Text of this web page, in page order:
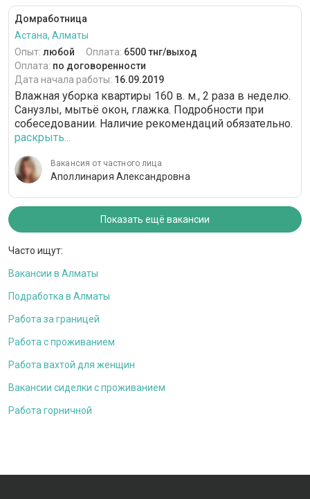
Домработница
Астана, Алматы
Опыт: любой Оплата: 6500 тнг/выход
Оплата: по договоренности
Дата начала работы: 16.09.2019
Влажная уборка квартиры 160 в. м., 2 раза в неделю.
Санузлы, мытьё окон, глажка. Подробности при
собеседовании. Наличие рекомендаций обязательно.
раскрыть...
Вакансия от частного лица
Аполлинария Александровна
Показать ещё вакансии
Часто ищут:
Вакансии в Алматы
Подработка в Алматы
Работа за границей
Работа с проживанием
Работа вахтой для женщин
Вакансии сиделки с проживанием
Работа горничной